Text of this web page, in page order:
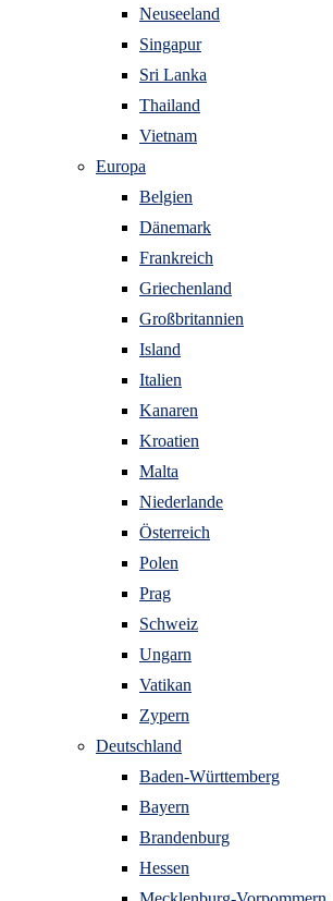
Neuseeland
Singapur
Sri Lanka
Thailand
Vietnam
Europa
Belgien
Dänemark
Frankreich
Griechenland
Großbritannien
Island
Italien
Kanaren
Kroatien
Malta
Niederlande
Österreich
Polen
Prag
Schweiz
Ungarn
Vatikan
Zypern
Deutschland
Baden-Württemberg
Bayern
Brandenburg
Hessen